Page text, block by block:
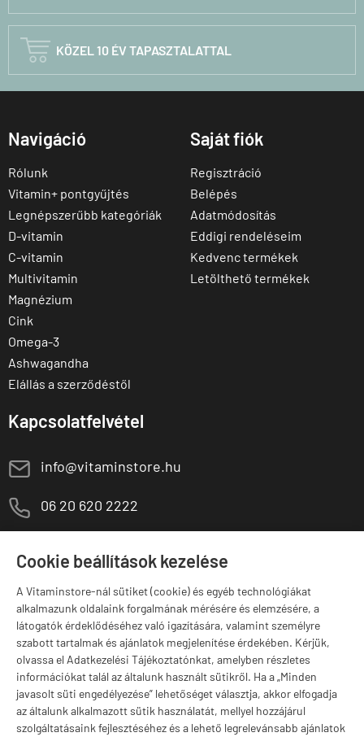
Cookie beállítások kezelése
A Vitaminstore-nál sütiket (cookie) és egyéb technológiákat
alkalmazunk oldalaink forgalmának mérésére és elemzésére, a
látogatók érdeklődéséhez való igazítására, valamint személyre
szabott tartalmak és ajánlatok megjelenítése érdekében. Kérjük,
olvassa el Adatkezelési Tájékoztatónkat, amelyben részletes
információkat talál az általunk használt sütikről. Ha a „Minden
javasolt süti engedélyezése” lehetőséget választja, akkor elfogadja
az általunk alkalmazott sütik használatát, mellyel hozzájárul
szolgáltatásaink fejlesztéséhez és a lehető legrelevánsabb ajánlatok
 KÖZEL 10 ÉV TAPASZTALATTAL
Navigáció
Rólunk
Vitamin+ pontgyűjtés
Legnépszerűbb kategóriák
D-vitamin
C-vitamin
Multivitamin
Magnézium
Cink
Omega-3
Ashwagandha
Elállás a szerződéstől
Saját fiók
Regisztráció
Belépés
Adatmódosítás
Eddigi rendeléseim
Kedvenc termékek
Letölthető termékek
Kapcsolatfelvétel
E info@vitaminstore.hu
M 06 20 620 2222
Szugló u. 83-85.
Márkák
Valuta választás